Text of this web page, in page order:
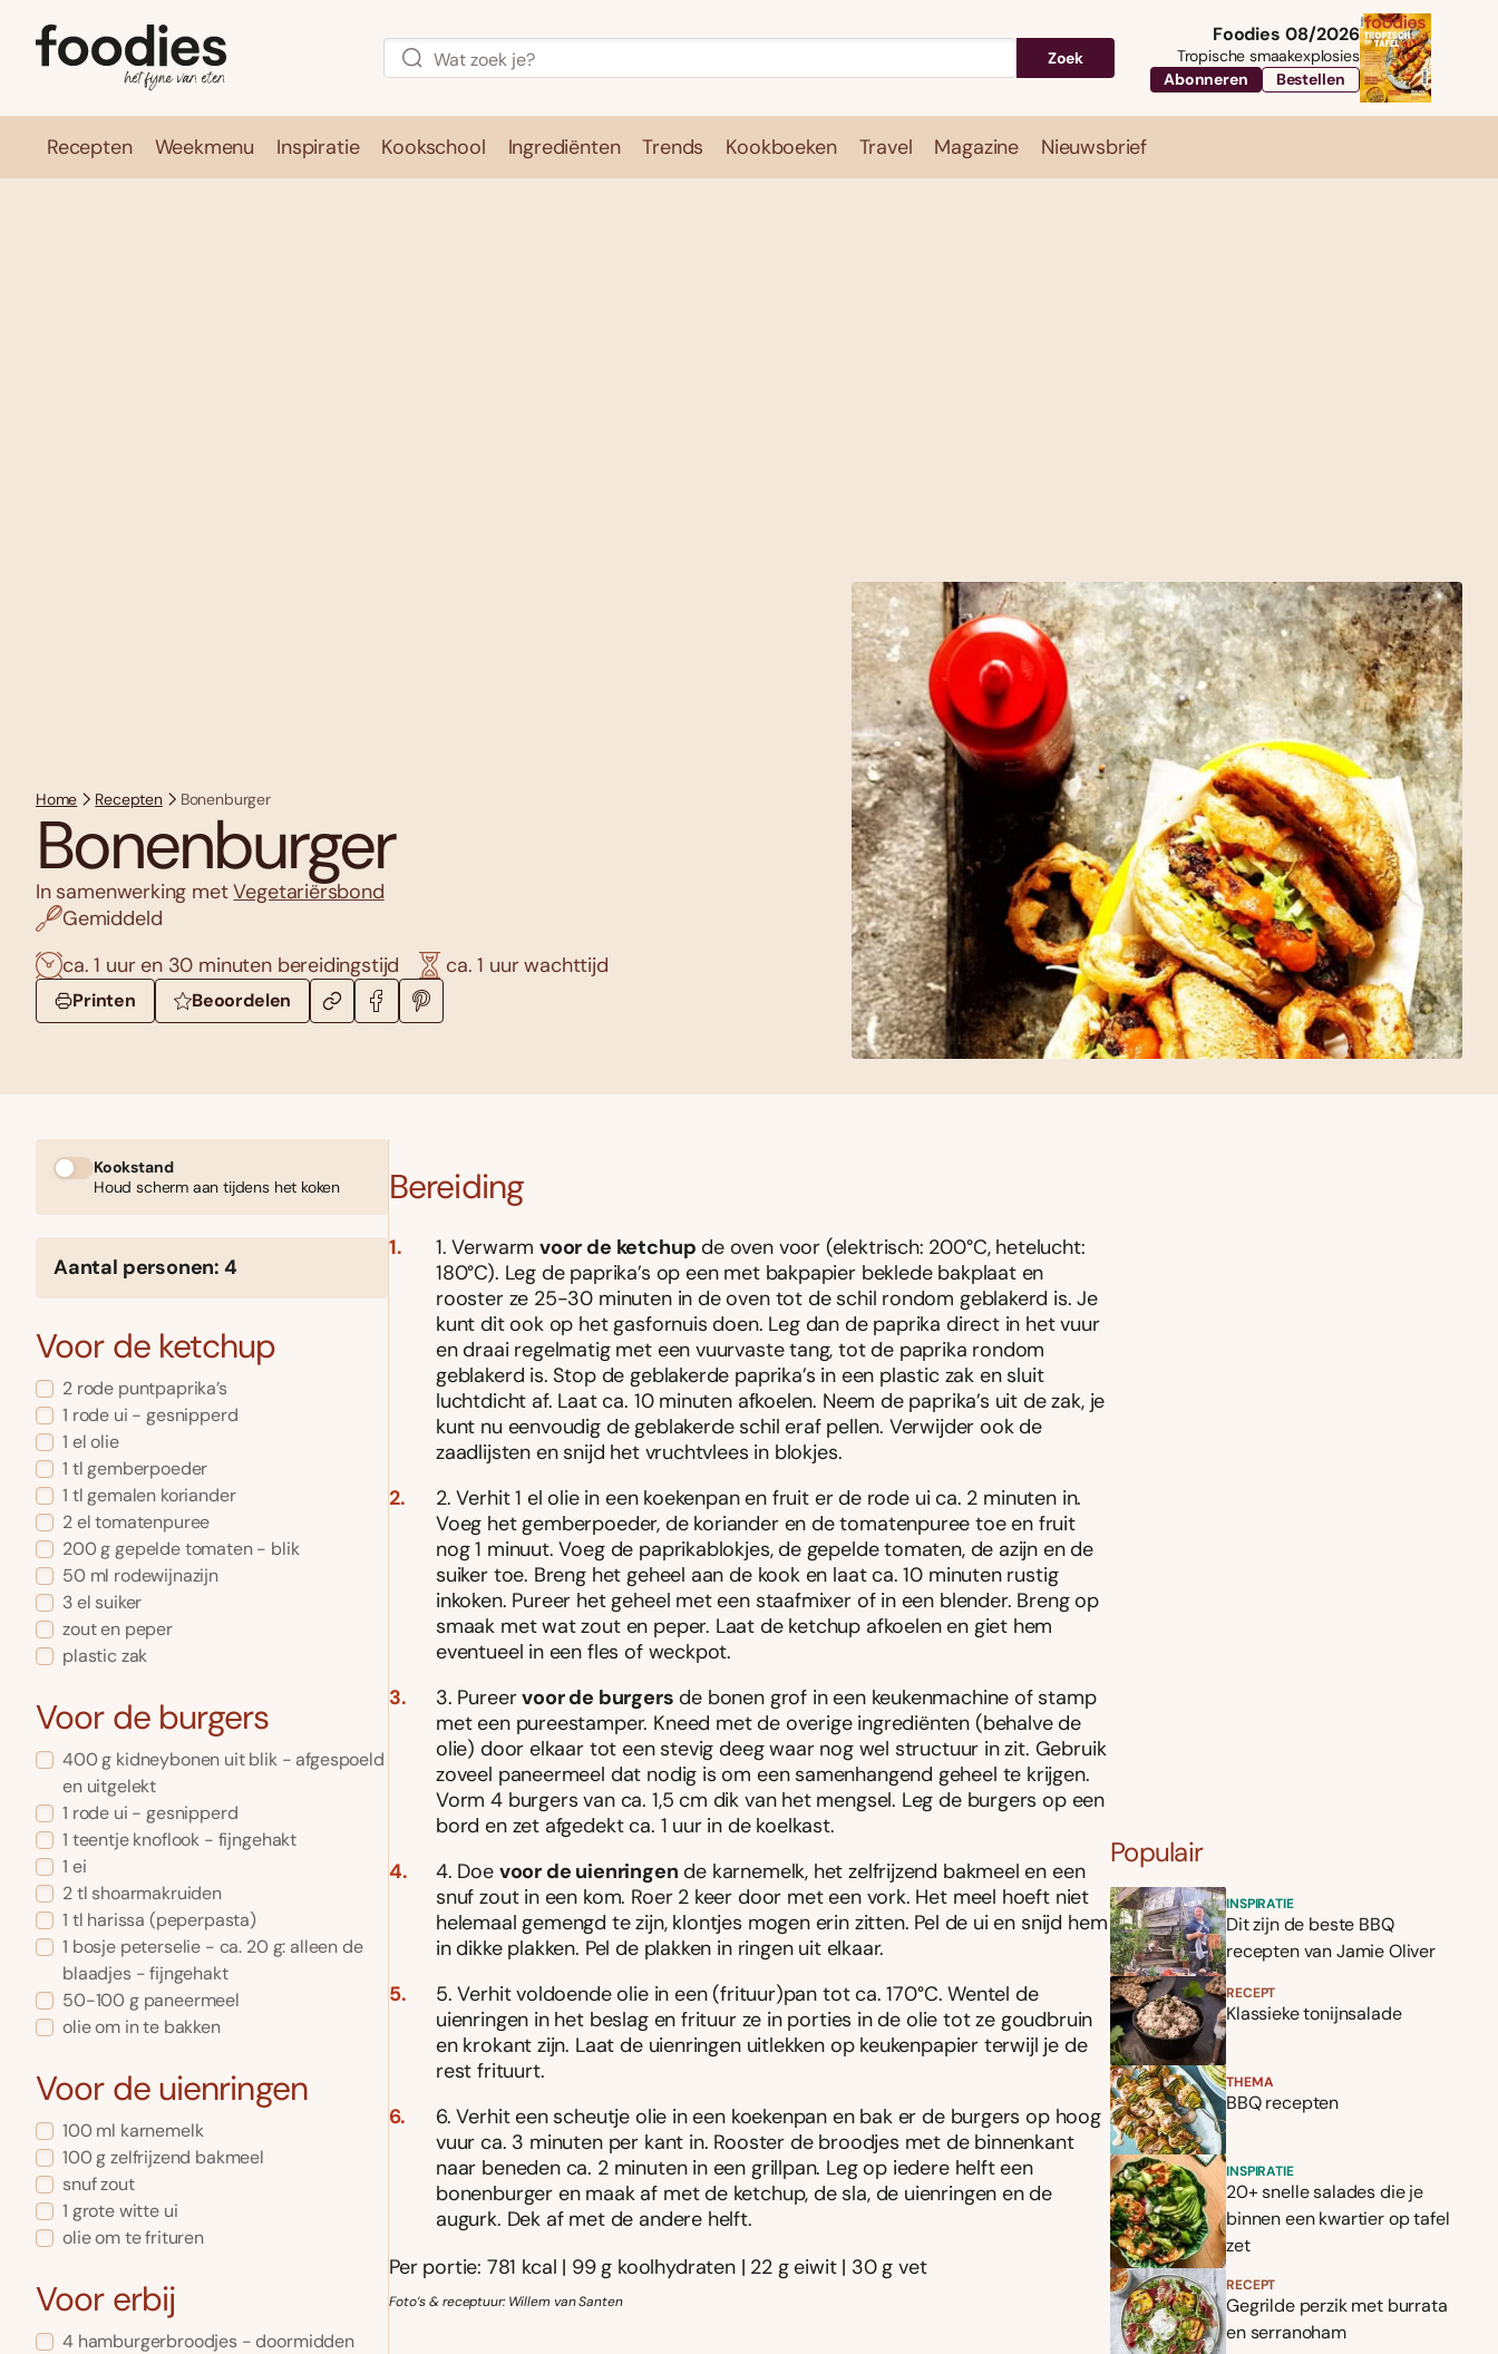
Zoek
Foodies 08/2026
Tropische smaakexplosies
Abonneren
Bestellen
Recepten Weekmenu Inspiratie Kookschool Ingrediënten Trends Kookboeken Travel Magazine Nieuwsbrief
Home Recepten Bonenburger
Bonenburger
In samenwerking metVegetariërsbond
Gemiddeld
ca. 1 uur en 30 minuten bereidingstijd
ca. 1 uur wachttijd
Printen Beoordelen
Kookstand
Houd scherm aan tijdens het koken
Aantal personen: 4
Voor de ketchup
2 rode puntpaprika’s
1 rode ui - gesnipperd
1 el olie
1 tl gemberpoeder
1 tl gemalen koriander
2 el tomatenpuree
200 g gepelde tomaten - blik
50 ml rodewijnazijn
3 el suiker
zout en peper
plastic zak
Voor de burgers
400 g kidneybonen uit blik - afgespoeld
en uitgelekt
1 rode ui - gesnipperd
1 teentje knoflook - fijngehakt
1 ei
2 tl shoarmakruiden
1 tl harissa (peperpasta)
1 bosje peterselie - ca. 20 g: alleen de
blaadjes - fijngehakt
50-100 g paneermeel
olie om in te bakken
Voor de uienringen
100 ml karnemelk
100 g zelfrijzend bakmeel
snuf zout
1 grote witte ui
olie om te frituren
Voor erbij
4 hamburgerbroodjes - doormidden
Bereiding
1. Verwarmvoor de ketchup de oven voor (elektrisch: 200°C, hetelucht:
180°C). Leg de paprika’s op een met bakpapier beklede bakplaat en
rooster ze 25-30 minuten in de oven tot de schil rondom geblakerd is. Je
kunt dit ook op het gasfornuis doen. Leg dan de paprika direct in het vuur
en draai regelmatig met een vuurvaste tang, tot de paprika rondom
geblakerd is. Stop de geblakerde paprika’s in een plastic zak en sluit
luchtdicht af. Laat ca. 10 minuten afkoelen. Neem de paprika’s uit de zak, je
kunt nu eenvoudig de geblakerde schil eraf pellen. Verwijder ook de
zaadlijsten en snijd het vruchtvlees in blokjes.
2. Verhit 1 el olie in een koekenpan en fruit er de rode ui ca. 2 minuten in.
Voeg het gemberpoeder, de koriander en de tomatenpuree toe en fruit
nog 1 minuut. Voeg de paprikablokjes, de gepelde tomaten, de azijn en de
suiker toe. Breng het geheel aan de kook en laat ca. 10 minuten rustig
inkoken. Pureer het geheel met een staafmixer of in een blender. Breng op
smaak met wat zout en peper. Laat de ketchup afkoelen en giet hem
eventueel in een fles of weckpot.
3. Pureervoor de burgers de bonen grof in een keukenmachine of stamp
met een pureestamper. Kneed met de overige ingrediënten (behalve de
olie) door elkaar tot een stevig deeg waar nog wel structuur in zit. Gebruik
zoveel paneermeel dat nodig is om een samenhangend geheel te krijgen.
Vorm 4 burgers van ca. 1,5 cm dik van het mengsel. Leg de burgers op een
bord en zet afgedekt ca. 1 uur in de koelkast.
4. Doe voor de uienringen de karnemelk, het zelfrijzend bakmeel en een
snuf zout in een kom. Roer 2 keer door met een vork. Het meel hoeft niet
helemaal gemengd te zijn, klontjes mogen erin zitten. Pel de ui en snijd hem
in dikke plakken. Pel de plakken in ringen uit elkaar.
5. Verhit voldoende olie in een (frituur)pan tot ca. 170°C. Wentel de
uienringen in het beslag en frituur ze in porties in de olie tot ze goudbruin
en krokant zijn. Laat de uienringen uitlekken op keukenpapier terwijl je de
rest frituurt.
6. Verhit een scheutje olie in een koekenpan en bak er de burgers op hoog
vuur ca. 3 minuten per kant in. Rooster de broodjes met de binnenkant
naar beneden ca. 2 minuten in een grillpan. Leg op iedere helft een
bonenburger en maak af met de ketchup, de sla, de uienringen en de
augurk. Dek af met de andere helft.
Per portie: 781 kcal | 99 g koolhydraten | 22 g eiwit | 30 g vet
Foto’s & receptuur: Willem van Santen
Populair
INSPIRATIE
Dit zijn de beste BBQ
recepten van Jamie Oliver
RECEPT
Klassieke tonijnsalade
THEMA
BBQ recepten
INSPIRATIE
20+ snelle salades die je
binnen een kwartier op tafel
zet
RECEPT
Gegrilde perzik met burrata
en serranoham